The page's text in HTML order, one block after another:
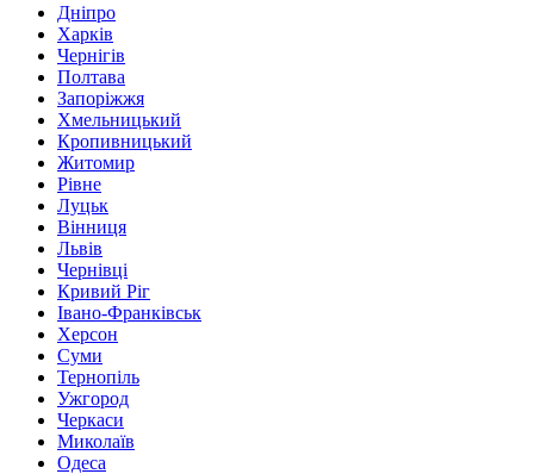
Дніпро
Харків
Чернігів
Полтава
Запоріжжя
Хмельницький
Кропивницький
Житомир
Рівне
Луцьк
Вінниця
Львів
Чернівці
Кривий Ріг
Івано-Франківськ
Херсон
Суми
Тернопіль
Ужгород
Черкаси
Миколаїв
Одеса